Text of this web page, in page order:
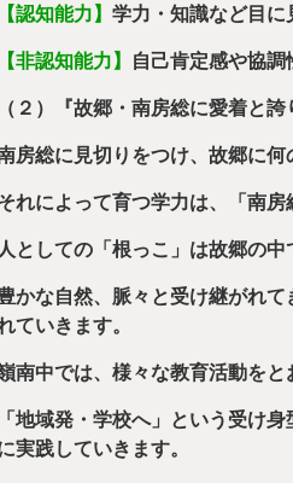
【認知能力】学力・知識など目に
【非認知能力】 自己肯定感や協
（２）『故郷・南房総に愛着と
房総に見切りをつけ、故郷に何
れによって育つ学力は、「南房
人としての「根っこ」は故郷の中
かな自然、脈々と受け継がれ
ていきます。
南中では、様々な教育活動をと
「地域発・学校へ」という受け
実践していきます。